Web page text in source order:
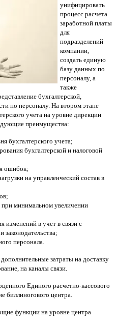
унифицировать
процесс расчета
заработной платы
для
подразделений
компании,
создать единую
базу данных по
персоналу, а
также
бухгалтерской,
по персоналу. На втором этапе
учета на уровне дирекции
преимущества:
бухгалтерского учета;
бухгалтерской и налоговой
ошибок;
на управленческий состав в
минимальном увеличении
изменений в учет в связи с
законодательства;
персонала.
затраты на доставку
на каналы связи.
Единого расчетно-кассового
биллиногового центра.
функции на уровне центра